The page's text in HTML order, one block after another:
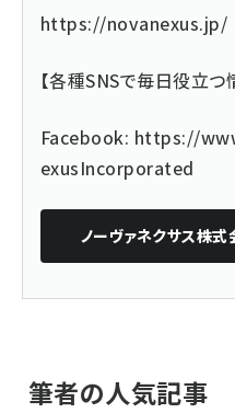
https://novanexus.jp/
【各種SNSで毎日役立つ
Facebook: https://
exusIncorporated
ノーヴァネクサス株式
筆者の人気記事